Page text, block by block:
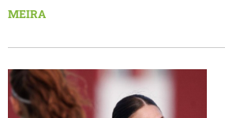
Reynismönnum á topp deildarinnar en
leiknum.
MEIRA